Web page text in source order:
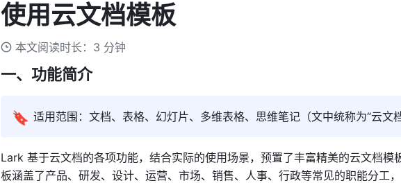
使用云文档模板
本文阅读时长：3 分钟
一、功能简介
🔖 适用范围：文档、表格、幻灯片、多维表格、思维笔记（文中统称为“云文
Lark 基于云文档的各项功能，结合实际的使用场景，预置了丰富精美的云文档模
板涵盖了产品、研发、设计、运营、市场、销售、人事、行政等常见的职能分工